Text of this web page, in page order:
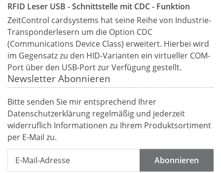
RFID Leser USB - Schnittstelle mit CDC - Funktion
ZeitControl cardsystems hat seine Reihe von Industrie-
Transponderlesern um die Option CDC
(Communications Device Class) erweitert. Hierbei wird
im Gegensatz zu den HID-Varianten ein virtueller COM-
Port über den USB-Port zur Verfügung gestellt.
Newsletter Abonnieren
Bitte senden Sie mir entsprechend Ihrer
Datenschutzerklärung regelmäßig und jederzeit
widerruflich Informationen zu Ihrem Produktsortiment
per E-Mail zu.
Abonnieren